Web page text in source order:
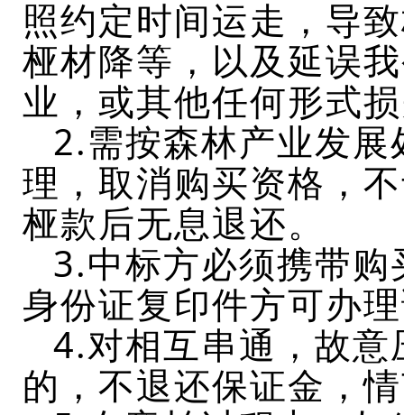
照约定时间运走，导
桠材降等，以及延误
业，或其他任何形式
2.需按森林产业发
理，取消购买资格，
桠款后无息退还。
3.中标方必须携带
身份证复印件方可办
4.对相互串通，故
的，不退还保证金，